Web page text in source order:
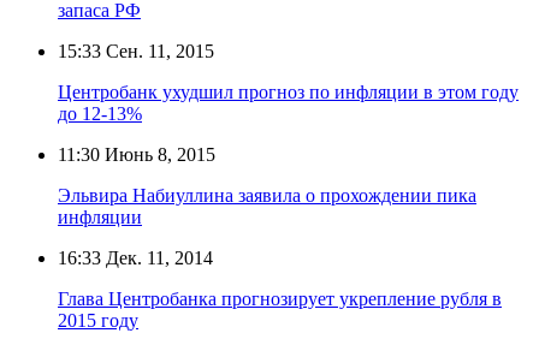
запаса РФ
15:33 Сен. 11, 2015
Центробанк ухудшил прогноз по инфляции в этом году
до 12-13%
11:30 Июнь 8, 2015
Эльвира Набиуллина заявила о прохождении пика
инфляции
16:33 Дек. 11, 2014
Глава Центробанка прогнозирует укрепление рубля в
2015 году